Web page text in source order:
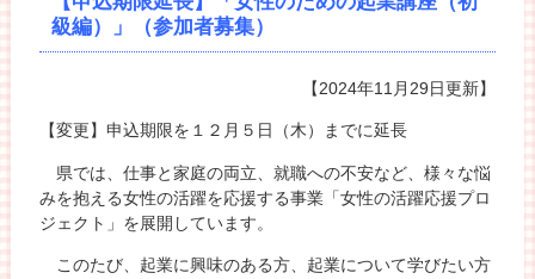
級編）」（参加者募集）
【2024年11月29日更新】
【変更】申込期限を１２月５日（木）までに延長
県では、仕事と家庭の両立、就職への不安など、様々な悩
みを抱える女性の活躍を応援する事業「女性の活躍応援プロ
ジェクト」を展開しています。
このたび、起業に興味のある方、起業について学びたい方